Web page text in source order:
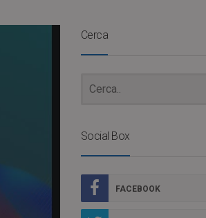
Cerca
Social Box
FACEBOOK